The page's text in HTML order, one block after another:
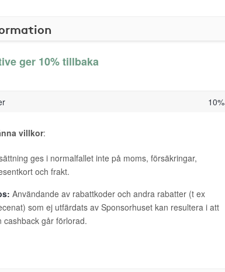
ger 10% tillbaka
10%
villkor:
ges i normalfallet inte på moms, försäkringar,
och frakt.
Användande av rabattkoder och andra rabatter (t ex
som ej utfärdats av Sponsorhuset kan resultera i att
cashback går förlorad.